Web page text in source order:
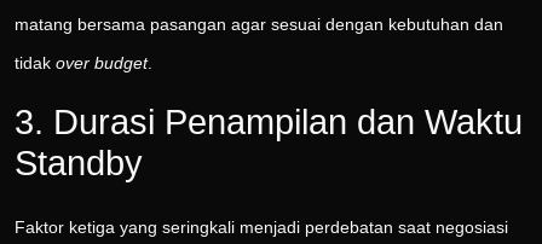
matang bersama pasangan agar sesuai dengan kebutuhan dan
tidak over budget.
3. Durasi Penampilan dan Waktu
Standby
Faktor ketiga yang seringkali menjadi perdebatan saat negosiasi